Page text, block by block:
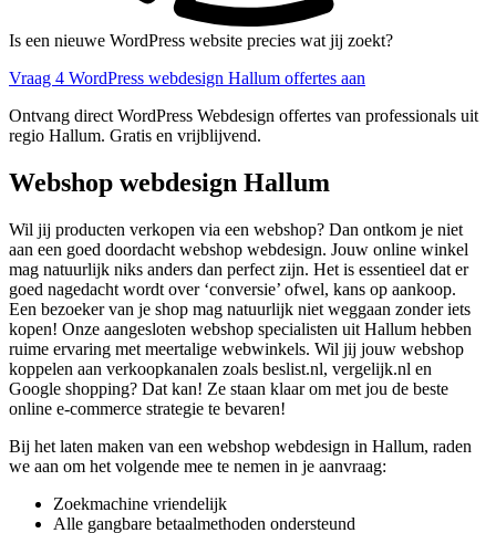
Is een nieuwe WordPress website precies wat jij zoekt?
Vraag 4 WordPress webdesign Hallum offertes aan
Ontvang direct WordPress Webdesign offertes van professionals uit
regio Hallum. Gratis en vrijblijvend.
Webshop webdesign Hallum
Wil jij producten verkopen via een webshop? Dan ontkom je niet
aan een goed doordacht webshop webdesign. Jouw online winkel
mag natuurlijk niks anders dan perfect zijn. Het is essentieel dat er
goed nagedacht wordt over ‘conversie’ ofwel, kans op aankoop.
Een bezoeker van je shop mag natuurlijk niet weggaan zonder iets
kopen! Onze aangesloten webshop specialisten uit Hallum hebben
ruime ervaring met meertalige webwinkels. Wil jij jouw webshop
koppelen aan verkoopkanalen zoals beslist.nl, vergelijk.nl en
Google shopping? Dat kan! Ze staan klaar om met jou de beste
online e-commerce strategie te bevaren!
Bij het laten maken van een webshop webdesign in Hallum, raden
we aan om het volgende mee te nemen in je aanvraag:
Zoekmachine vriendelijk
Alle gangbare betaalmethoden ondersteund